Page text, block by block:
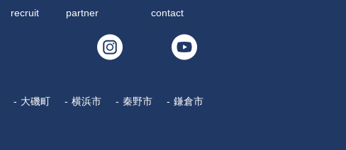
recruit
partner
contact
大磯町 横浜市 秦野市 鎌倉市